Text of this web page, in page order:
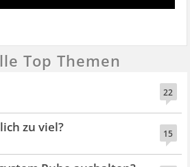
Top Themen
22
15
zu viel?